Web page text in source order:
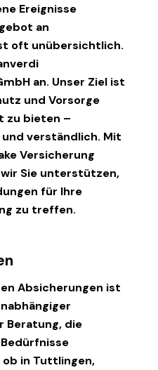
Ereignisse
an
oft unübersichtlich.
an. Unser Ziel ist
und Vorsorge
zu bieten –
verständlich. Mit
Versicherung
Sie unterstützen,
für Ihre
zu treffen.
Absicherungen ist
Beratung, die
in Tuttlingen,